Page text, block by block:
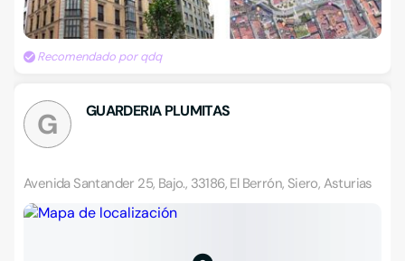
Recomendado por qdq
G GUARDERIA PLUMITAS
Avenida Santander 25, Bajo., 33186, El Berrón, Siero, Asturias